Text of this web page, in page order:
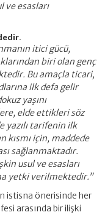
ve esasları
itici gücü,
biri olan genç
Bu amaçla ticari,
ilk defa gelir
yaşını
elde ettikleri söz
yazılı tarifenin ilk
kısmı için, maddede
sağlanmaktadır.
usul ve esasları
yetki verilmektedir.”
istisna önerisinde her
arasında bir ilişki